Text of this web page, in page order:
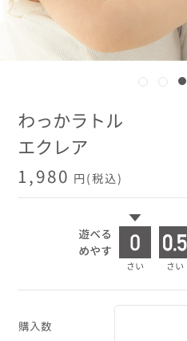
わっかラトル
エクレア
1,980 円(税込)
購入数